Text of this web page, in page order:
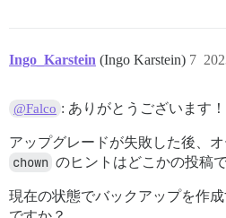
Ingo_Karstein (Ingo Karstein) 7
@Falco : ありがとうございます！
アップグレードが失敗した後、
chown のヒントはどこかの投稿
現在の状態でバックアップを作